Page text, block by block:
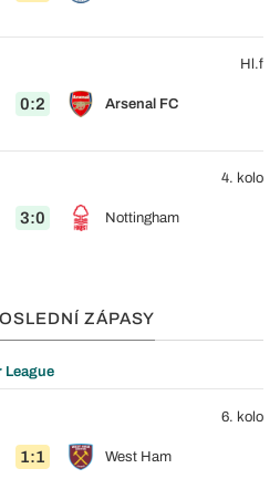
0:2 Arsenal FC
Hl.f
3:0 Nottingham
4. kolo
ZÁPASY
League
1:1 West Ham
6. kolo